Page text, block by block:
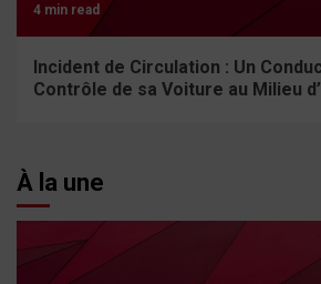
4 min read
Incident de Circulation : Un
Contrôle de sa Voiture au Milieu
À la une